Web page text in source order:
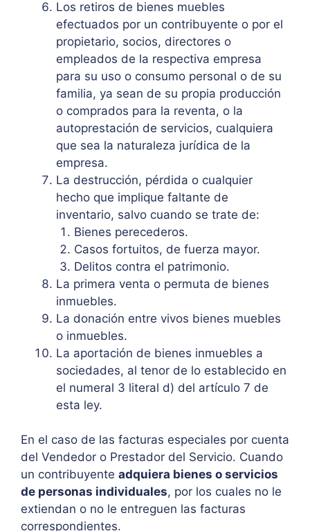
Los retiros de bienes muebles
efectuados por un contribuyente o por el
propietario, socios, directores o
empleados de la respectiva empresa
para su uso o consumo personal o de su
familia, ya sean de su propia producción
o comprados para la reventa, o la
autoprestación de servicios, cualquiera
que sea la naturaleza jurídica de la
empresa.
La destrucción, pérdida o cualquier
hecho que implique faltante de
inventario, salvo cuando se trate de:
Bienes perecederos.
Casos fortuitos, de fuerza mayor.
Delitos contra el patrimonio.
La primera venta o permuta de bienes
inmuebles.
La donación entre vivos bienes muebles
o inmuebles.
La aportación de bienes inmuebles a
sociedades, al tenor de lo establecido en
el numeral 3 literal d) del artículo 7 de
esta ley.
En el caso de las facturas especiales por cuenta
del Vendedor o Prestador del Servicio. Cuando
un contribuyente adquiera bienes o servicios
de personas individuales, por los cuales no le
extiendan o no le entreguen las facturas
correspondientes.